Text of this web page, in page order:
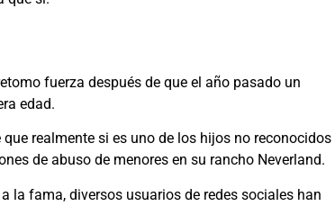
fuerza después de que el año pasado un
edad.
realmente si es uno de los hijos no reconocidos
de abuso de menores en su rancho Neverland.
la fama, diversos usuarios de redes sociales han